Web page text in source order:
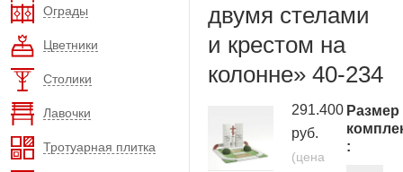
Ограды
Цветники
Столики
Лавочки
Тротуарная плитка
двумя стелами
и крестом на
колонне» 40-234
291.400
руб.
(цена
Размер
: